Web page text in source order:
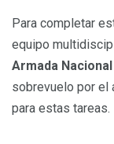
Para completar
equipo
Armada
sobrevuelo por el
para estas tareas.